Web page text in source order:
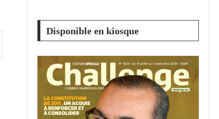
Disponible en kiosque